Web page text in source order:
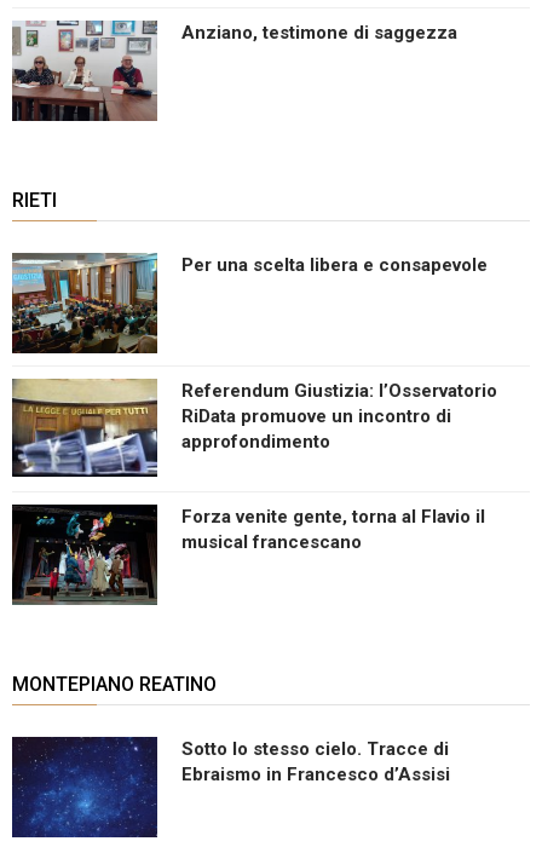
Anziano, testimone di saggezza
RIETI
Per una scelta libera e consapevole
Referendum Giustizia: l’Osservatorio
RiData promuove un incontro di
approfondimento
Forza venite gente, torna al Flavio il
musical francescano
MONTEPIANO REATINO
Sotto lo stesso cielo. Tracce di
Ebraismo in Francesco d’Assisi